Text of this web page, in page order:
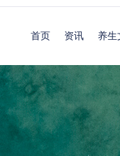
首页 资讯 养